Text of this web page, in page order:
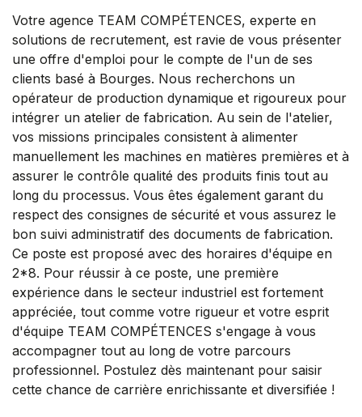
Votre agence TEAM COMPÉTENCES, experte en
solutions de recrutement, est ravie de vous présenter
une offre d'emploi pour le compte de l'un de ses
clients basé à Bourges. Nous recherchons un
opérateur de production dynamique et rigoureux pour
intégrer un atelier de fabrication. Au sein de l'atelier,
vos missions principales consistent à alimenter
manuellement les machines en matières premières et à
assurer le contrôle qualité des produits finis tout au
long du processus. Vous êtes également garant du
respect des consignes de sécurité et vous assurez le
bon suivi administratif des documents de fabrication.
Ce poste est proposé avec des horaires d'équipe en
2*8. Pour réussir à ce poste, une première
expérience dans le secteur industriel est fortement
appréciée, tout comme votre rigueur et votre esprit
d'équipe TEAM COMPÉTENCES s'engage à vous
accompagner tout au long de votre parcours
professionnel. Postulez dès maintenant pour saisir
cette chance de carrière enrichissante et diversifiée !